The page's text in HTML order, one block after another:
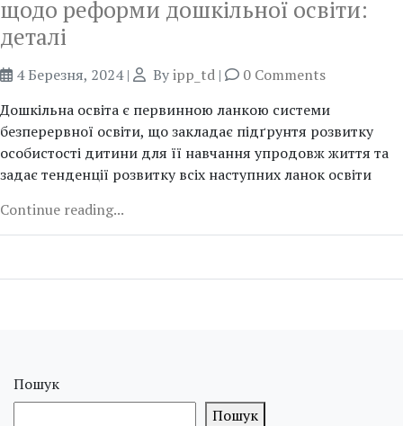
щодо реформи дошкільної освіти:
деталі
4 Березня, 2024| Byipp_td |
0 Comments
Дошкільна освіта є первинною ланкою системи
безперервної освіти, що закладає підґрунтя розвитку
особистості дитини для її навчання упродовж життя та
задає тенденції розвитку всіх наступних ланок освіти
Continue reading...
Пошук
Пошук